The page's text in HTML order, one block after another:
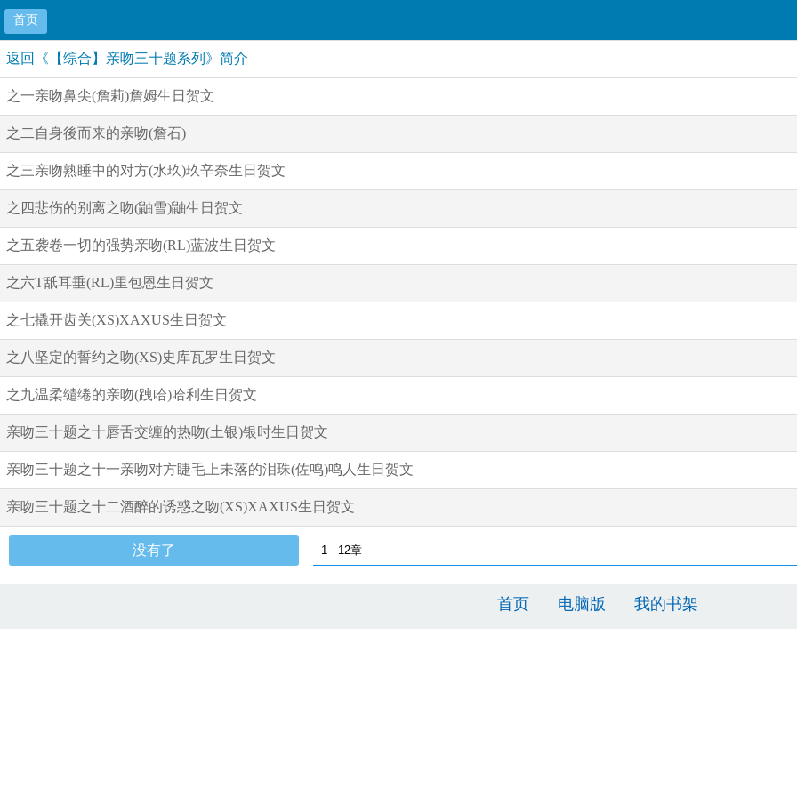
首页
返回《【综合】亲吻三十题系列》简介
之一亲吻鼻尖(詹莉)詹姆生日贺文
之二自身後而来的亲吻(詹石)
之三亲吻熟睡中的对方(水玖)玖辛奈生日贺文
之四悲伤的别离之吻(鼬雪)鼬生日贺文
之五袭卷一切的强势亲吻(RL)蓝波生日贺文
之六T舐耳垂(RL)里包恩生日贺文
之七撬开齿关(XS)XAXUS生日贺文
之八坚定的誓约之吻(XS)史库瓦罗生日贺文
之九温柔缱绻的亲吻(跩哈)哈利生日贺文
亲吻三十题之十唇舌交缠的热吻(土银)银时生日贺文
亲吻三十题之十一亲吻对方睫毛上未落的泪珠(佐鸣)鸣人生日贺文
亲吻三十题之十二酒醉的诱惑之吻(XS)XAXUS生日贺文
没有了
首页 电脑版 我的书架